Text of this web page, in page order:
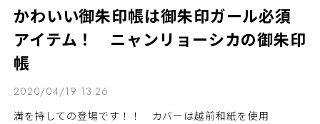
かわいい御朱印帳は御朱印ガール必須
アイテム！ ニャンリョーシカの御朱印
帳
2020/04/19 13:26
満を持しての登場です！！ カバーは越前和紙を使用